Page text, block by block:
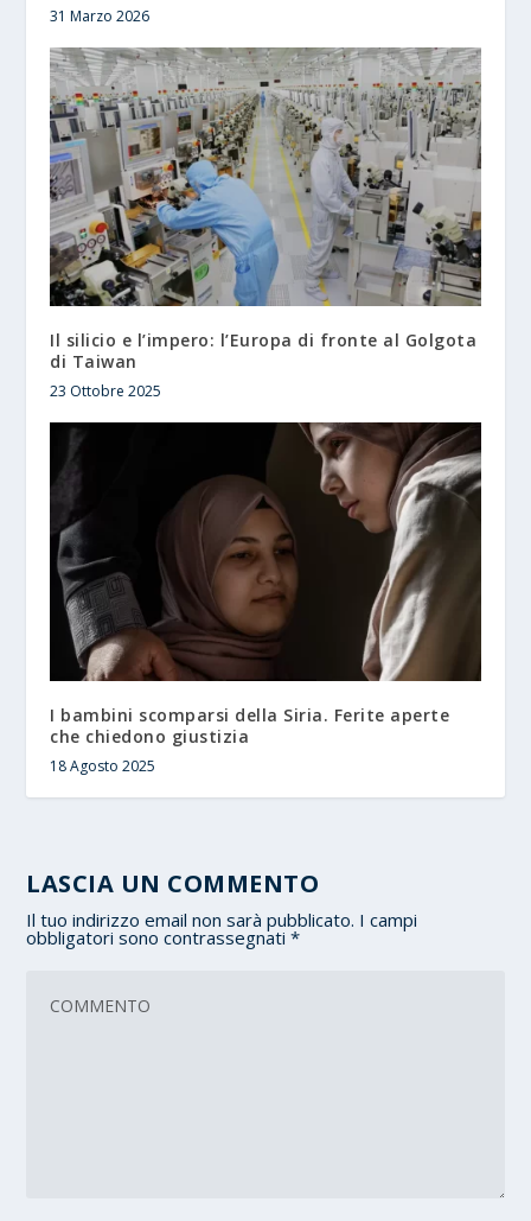
31 Marzo 2026
Il silicio e l’impero: l’Europa di fronte al Golgota
di Taiwan
23 Ottobre 2025
I bambini scomparsi della Siria. Ferite aperte
che chiedono giustizia
18 Agosto 2025
LASCIA UN COMMENTO
Il tuo indirizzo email non sarà pubblicato. I campi
obbligatori sono contrassegnati*